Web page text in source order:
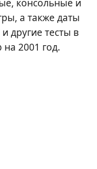
консольные и
а также даты
другие тесты в
2001 год.